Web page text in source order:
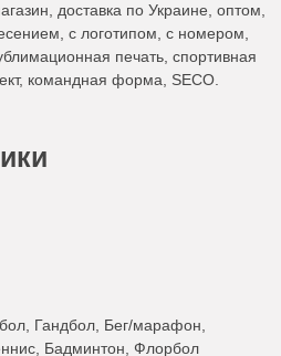
доставка по Украине, оптом,
с логотипом, с номером,
печать, спортивная
командная форма, SECO.
Гандбол, Бег/марафон,
Бадминтон, Флорбол